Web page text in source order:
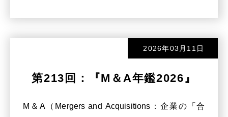
2026年03月11日
第213回：『M＆A年鑑2026』
M＆A（Mergers and Acquisitions：企業の「合